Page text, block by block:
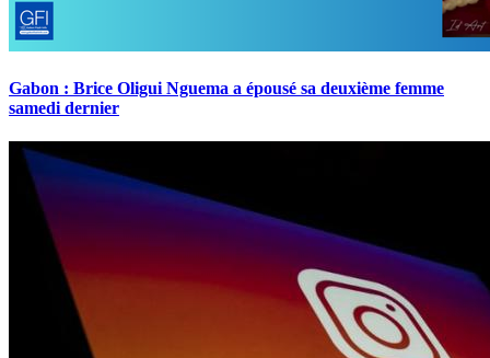
Gabon : Brice Oligui Nguema a épousé sa deuxième femme
samedi dernier